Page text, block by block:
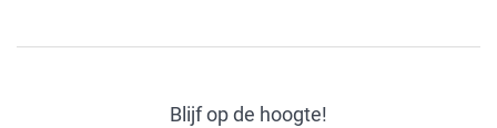
Blijf op de hoogte!